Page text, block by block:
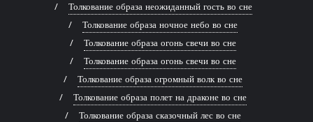
Толкование образа неожиданный гость во сне
Толкование образа ночное небо во сне
Толкование образа огонь свечи во сне
Толкование образа огонь свечи во сне
Толкование образа огромный волк во сне
Толкование образа полет на драконе во сне
Толкование образа сказочный лес во сне